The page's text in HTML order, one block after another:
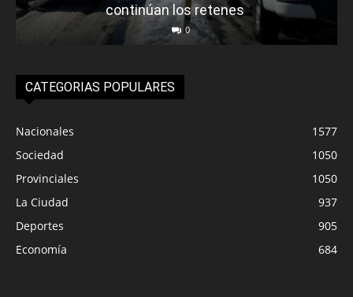
continúan los retenes
0
CATEGORIAS POPULARES
Nacionales
1577
Sociedad
1050
Provinciales
1050
La Ciudad
937
Deportes
905
Economía
684